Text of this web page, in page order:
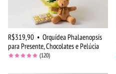
R$319,90 • Orquídea Phalaenopsis
para Presente, Chocolates e Pelúcia
(120)